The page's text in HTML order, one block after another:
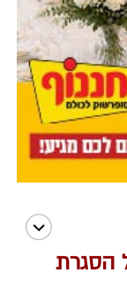
הסגרת